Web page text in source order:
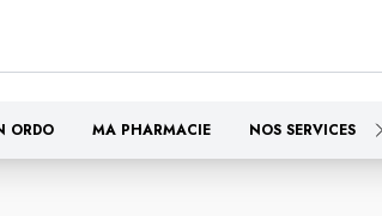
ORDO MA PHARMACIE NOS SERVICES